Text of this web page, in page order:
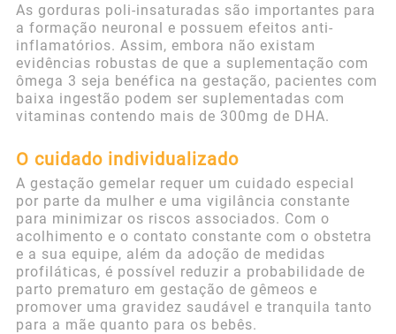
As gorduras poli-insaturadas são importantes para
a formação neuronal e possuem efeitos anti-
inflamatórios. Assim, embora não existam
evidências robustas de que a suplementação com
ômega 3 seja benéfica na gestação, pacientes com
baixa ingestão podem ser suplementadas com
vitaminas contendo mais de 300mg de DHA.
O cuidado individualizado
A gestação gemelar requer um cuidado especial
por parte da mulher e uma vigilância constante
para minimizar os riscos associados. Com o
acolhimento e o contato constante com o obstetra
e a sua equipe, além da adoção de medidas
profiláticas, é possível reduzir a probabilidade de
parto prematuro em gestação de gêmeos e
promover uma gravidez saudável e tranquila tanto
para a mãe quanto para os bebês.